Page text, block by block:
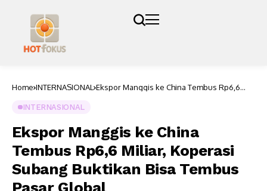
Home INTERNASIONAL Ekspor Manggis ke China Tembus Rp6,6
INTERNASIONAL
Ekspor Manggis ke China
Tembus Rp6,6 Miliar, Koperasi
Subang Buktikan Bisa Tembus
Pasar Global